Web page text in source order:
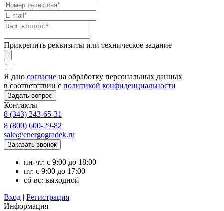
Прикрепить реквизиты или техническое задание
Я даю согласие на обработку персональных данных
в соответствии с политикой конфиденциальности
Контакты
8 (343) 243-65-31
8 (800) 600-29-82
sale@energogradek.ru
пн-чт: с 9:00 до 18:00
пт: с 9:00 до 17:00
сб-вс: выходной
Вход | Регистрация
Информация